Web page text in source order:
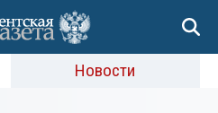
Новости